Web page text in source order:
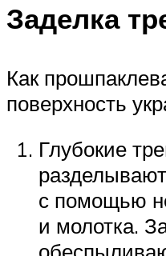
Заделка
Как
поверхность
Глубокие
с помощью
и молотка.